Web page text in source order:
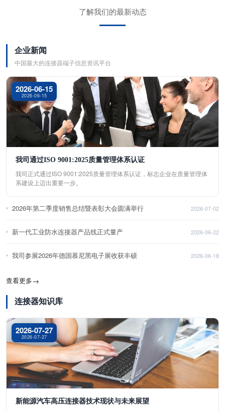
了解我们的最新动态
企业新闻
中国最大的连接器端子信息资讯平台
2026-06-15
2026-06-15
我司通过ISO 9001:2025质量管理体系认证
我司正式通过ISO 9001:2025质量管理体系认证，标志企业在质量管理体
系建设上迈出重要一步。
2026年第二季度销售总结暨表彰大会圆满举行 2026-07-02
新一代工业防水连接器产品线正式量产 2026-06-22
我司参展2026年德国慕尼黑电子展收获丰硕 2026-06-18
查看更多→
连接器知识库
2026-07-27
2026-07-27
新能源汽车高压连接器技术现状与未来展望